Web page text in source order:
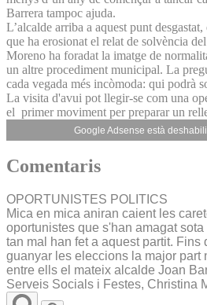
Barrera tampoc ajuda.
L’alcalde arriba a aquest punt
que ha erosionat el relat de solvència
Moreno ha foradat la imatge de
un altre procediment municipal. La
cada vegada més incòmoda: qui podrà
La visita d'avui pot llegir-se com una
el primer moviment per preparar un
Google Adsense està
Comentaris
OPORTUNISTES POLITICS
Mica en mica aniran caient les
oportunistes que s'han amagat
tan mal han fet a aquest partit. Fins
guanyar les eleccions la major part
entre ells el mateix alcalde Joan
Serveis Socials i Festes, Christina